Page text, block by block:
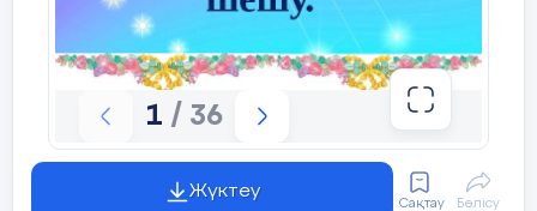
Сабақтың
4 топқа тапсырма беріледі
1 / 36
Жүктеу
Сақтау Бөлісу